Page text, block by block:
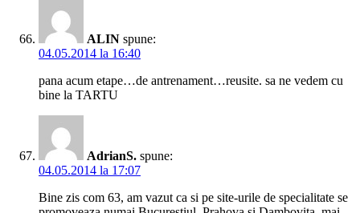
ALIN spune:
04.05.2014 la 16:40
pana acum etape…de antrenament…reusite. sa ne vedem cu
bine la TARTU
AdrianS. spune:
04.05.2014 la 17:07
Bine zis com 63, am vazut ca si pe site-urile de specialitate se